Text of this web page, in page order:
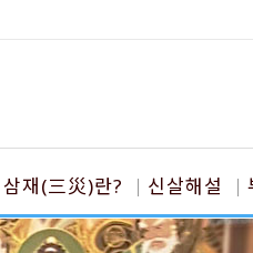
삼재(三災)란? 신살해설